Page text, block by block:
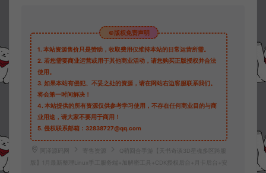
©版权免责声明
1. 本站资源售价只是赞助，收取费用仅维持本站的日常运营所需。
2. 若您需要商业运营或用于其他商业活动，请您购买正版授权并合法
使用。
3. 如果本站有侵犯、不妥之处的资源，请在网站右边客服联系我们。
将会第一时间解决！
4. 本站提供的所有资源仅供参考学习使用，不存在任何商业目的与商
业用途，请大家不要用于商用！
5. 侵权联系邮箱：32838727@qq.com
阿泽源码网 寄售资源
Q萌回合手游【天书奇谈3D星魂多区跨服
版】1月最新整理Linux手工服务端+加解密工具+CDK授权后台+月卡后台+安